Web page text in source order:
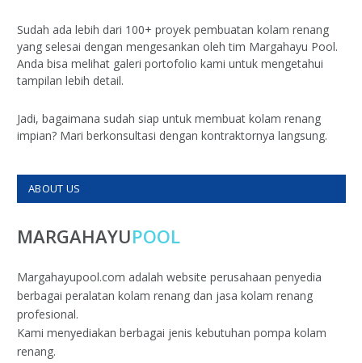
Sudah ada lebih dari 100+ proyek pembuatan kolam renang
yang selesai dengan mengesankan oleh tim Margahayu Pool.
Anda bisa melihat galeri portofolio kami untuk mengetahui
tampilan lebih detail.
Jadi, bagaimana sudah siap untuk membuat kolam renang
impian? Mari berkonsultasi dengan kontraktornya langsung.
ABOUT US
MARGAHAYUPOOL
Margahayupool.com adalah website perusahaan penyedia
berbagai peralatan kolam renang dan jasa kolam renang
profesional.
Kami menyediakan berbagai jenis kebutuhan pompa kolam
renang.